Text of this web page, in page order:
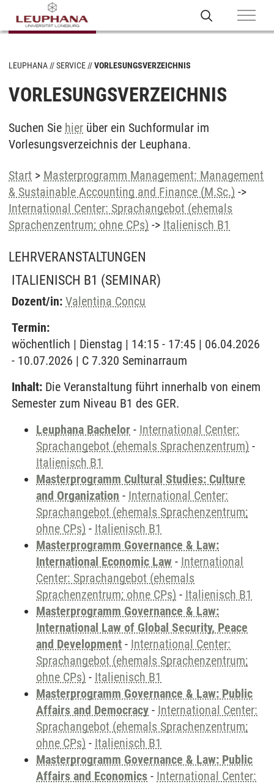
LEUPHANA SERVICE VORLESUNGSVERZEICHNIS
VORLESUNGSVERZEICHNIS
Suchen Sie hier über ein Suchformular im
Vorlesungsverzeichnis der Leuphana.
Start > Masterprogramm Management: Management
& Sustainable Accounting and Finance (M.Sc.) ->
International Center: Sprachangebot (ehemals
Sprachenzentrum; ohne CPs) -> Italienisch B1
LEHRVERANSTALTUNGEN
ITALIENISCH B1 (SEMINAR)
Dozent/in: Valentina Concu
Termin:
wöchentlich | Dienstag | 14:15 - 17:45 | 06.04.2026
- 10.07.2026 | C 7.320 Seminarraum
Inhalt: Die Veranstaltung führt innerhalb von einem
Semester zum Niveau B1 des GER.
Leuphana Bachelor - International Center:
Sprachangebot (ehemals Sprachenzentrum) -
Italienisch B1
Masterprogramm Cultural Studies: Culture
and Organization - International Center:
Sprachangebot (ehemals Sprachenzentrum;
ohne CPs) - Italienisch B1
Masterprogramm Governance & Law:
International Economic Law - International
Center: Sprachangebot (ehemals
Sprachenzentrum; ohne CPs) - Italienisch B1
Masterprogramm Governance & Law:
International Law of Global Security, Peace
and Development - International Center:
Sprachangebot (ehemals Sprachenzentrum;
ohne CPs) - Italienisch B1
Masterprogramm Governance & Law: Public
Affairs and Democracy - International Center:
Sprachangebot (ehemals Sprachenzentrum;
ohne CPs) - Italienisch B1
Masterprogramm Governance & Law: Public
Affairs and Economics - International Center: